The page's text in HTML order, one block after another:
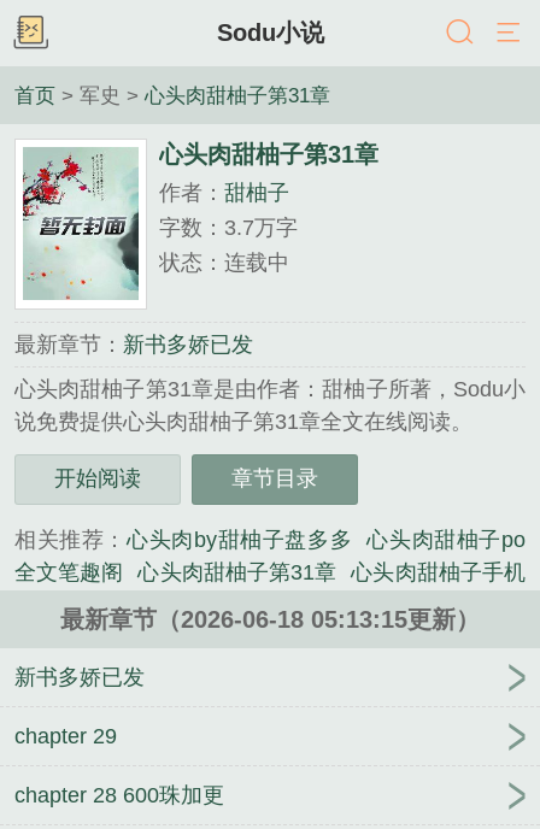
Sodu小说
首页 > 军史 > 心头肉甜柚子第31章
心头肉甜柚子第31章
作者： 甜柚子
字数：3.7万字
状态：连载中
最新章节： 新书多娇已发
心头肉甜柚子第31章是由作者：甜柚子所著，Sodu小
说免费提供心头肉甜柚子第31章全文在线阅读。
三秒记住本站：Sodu小说 网址：www.soduso.org...
《心头肉甜柚子第31章》是甜柚子精心创作的军史类
开始阅读 章节目录
相关推荐：心头肉by甜柚子盘多多
心头肉甜柚子po
全文笔趣阁
心头肉甜柚子第31章
心头肉甜柚子手机
心头肉 甜柚子全文阅读
心头肉甜柚子txt百度
心头肉作者甜柚子全文
心头肉 作者甜柚子
心头肉
甜柚子22章 心头肉甜柚子po
心头肉甜柚子免费阅读
书包网
有轨by甜柚子笔趣阁无弹窗
弄春柔by鹄欲南
姑娘浪未删减版 弄春柔by鹄欲南游未删减版
有轨by
最新章节（2026-06-18 05:13:15更新）
新书多娇已发
chapter 29
chapter 28 600珠加更